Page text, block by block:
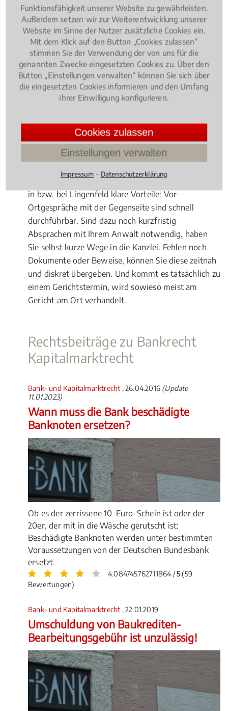
Beratung vonFonds, etwaSchiffsfonds: Durch
weltwirtschaftliche und weltpolitische Einflüsse ist
das Kapitalmarktrecht ein derart kompliziertes
Rechtsgebilde geworden, dass Sie selbst bei
vermeintlich einfachen Fragen unbedingt den Rat
eines Fachmanns hinzuziehen sollten. Hierbei stellt
sich die Frage, ob und wann tatsächlich ein lokaler
Experte beauftragt werden sollte.
Vorteile für Fachanwälte vor Ort
Geht es um einen internationalen Fonds, dessen
Geschädigte deutschlandweit hauptsächlich von
klar dorthin wenden. Ansonsten hat ein Fachanwalt
in bzw. bei Lingenfeld klare Vorteile: Vor-
Ortgespräche mit der Gegenseite sind schnell
durchführbar. Sind dazu noch kurzfristig
Absprachen mit Ihrem Anwalt notwendig, haben
Sie selbst kurze Wege in die Kanzlei. Fehlen noch
Dokumente oder Beweise, können Sie diese zeitnah
und diskret übergeben. Und kommt es tatsächlich zu
einem Gerichtstermin, wird sowieso meist am
Gericht am Ort verhandelt.
Rechtsbeiträge zu Bankrecht
Kapitalmarktrecht
Bank- und Kapitalmarktrecht , 26.04.2016 (Update
11.01.2023)
Wann muss die Bank beschädigte
Banknoten ersetzen?
Ob es der zerrissene 10-Euro-Schein ist oder der
20er, der mit in die Wäsche gerutscht ist:
Beschädigte Banknoten werden unter bestimmten
Voraussetzungen von der Deutschen Bundesbank
ersetzt.
4.084745762711864 /5(59
Bewertungen)
Bank- und Kapitalmarktrecht , 22.01.2019
Umschuldung von Baukrediten-
Bearbeitungsgebühr ist unzulässig!
Funktionsfähigkeit unserer Website zu gewährleisten.
Außerdem setzen wir zur Weiterentwicklung unserer
Website im Sinne der Nutzer zusätzliche Cookies ein.
Mit dem Klick auf den Button „Cookies zulassen“
stimmen Sie der Verwendung der von uns für die
genannten Zwecke eingesetzten Cookies zu. Über den
Button „Einstellungen verwalten“ können Sie sich über
die eingesetzten Cookies informieren und den Umfang
Ihrer Einwilligung konfigurieren.
Cookies zulassen
Einstellungen verwalten
Impressum ⁃ Datenschutzerklärung